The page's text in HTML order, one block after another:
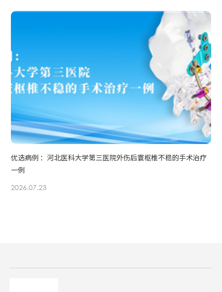
优选病例 ：河北医科大学第三医院外伤后寰枢椎不稳的手术治疗
一例
2026.07.23